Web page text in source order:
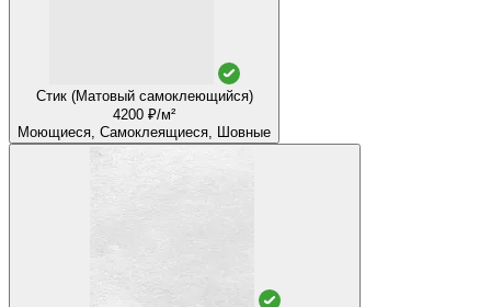
Стик (Матовый самоклеющийся)
4200 ₽/м²
Моющиеся, Самоклеящиеся, Шовные